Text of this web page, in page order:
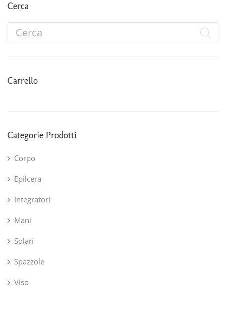
Cerca
Carrello
Categorie Prodotti
Corpo
Epilcera
Integratori
Mani
Solari
Spazzole
Viso